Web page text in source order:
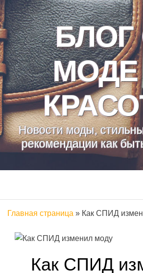
БЛОГ
МОДЕ
Новости моды,
рекомендации как
Главная страница » Как СПИД
Как СПИД